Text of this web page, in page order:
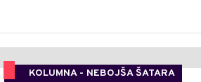
KOLUMNA - NEBOJŠA ŠATARA